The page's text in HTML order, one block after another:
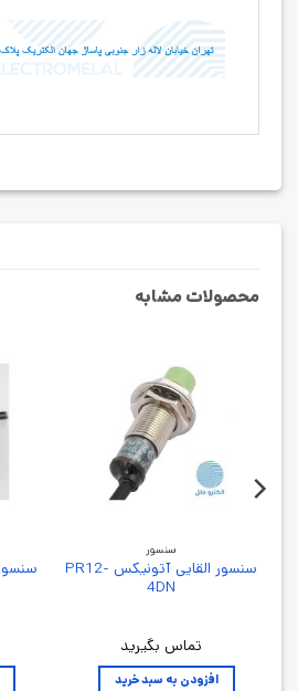
محصولات مشابه
سنسور
سنسور القایی آتونیکس PR12-
4DN
تماس بگیرید
افزودن به سبد خرید